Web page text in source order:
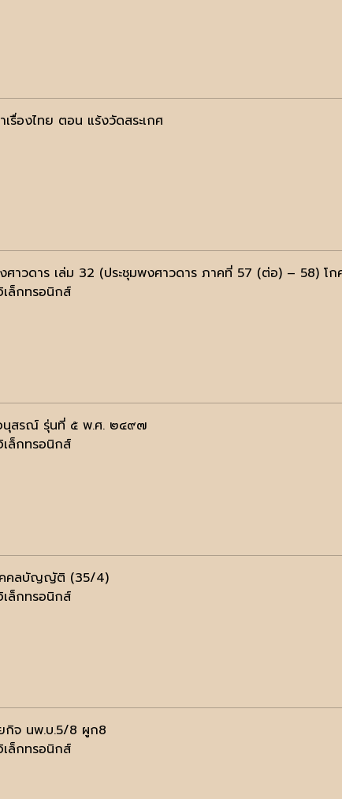
เรื่องไทย ตอน แร้งวัดสระเกศ
ศาวดาร เล่ม 32 (ประชุมพงศาวดาร ภาคที่ 57 (ต่อ) – 58) โ
ล็กทรอนิกส์
นุสรณ์ รุ่นที่ ๕ พ.ศ. ๒๔๙๗
ล็กทรอนิกส์
คคลบัญญัติ (35/4)
ล็กทรอนิกส์
กิจ นพ.บ.5/8 ผูก8
ล็กทรอนิกส์